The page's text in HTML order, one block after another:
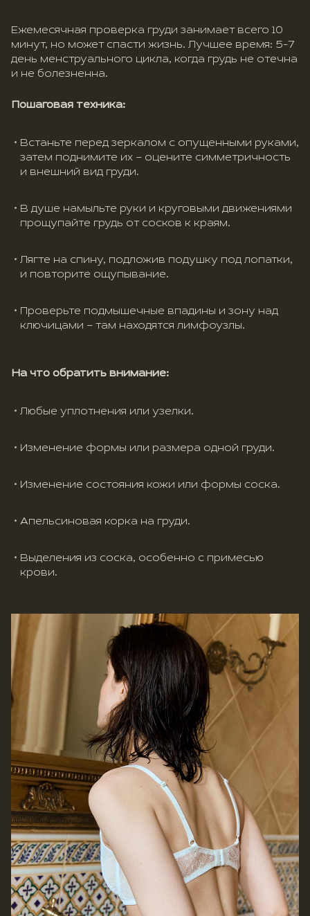
Ежемесячная проверка груди занимает всего 10
минут, но может спасти жизнь. Лучшее время: 5-7
день менструального цикла, когда грудь не отечна
и не болезненна.
Пошаговая техника:
Встаньте перед зеркалом с опущенными руками,
затем поднимите их – оцените симметричность
и внешний вид груди.
В душе намыльте руки и круговыми движениями
прощупайте грудь от сосков к краям.
Лягте на спину, подложив подушку под лопатки,
и повторите ощупывание.
Проверьте подмышечные впадины и зону над
ключицами – там находятся лимфоузлы.
На что обратить внимание:
Любые уплотнения или узелки.
Изменение формы или размера одной груди.
Изменение состояния кожи или формы соска.
Апельсиновая корка на груди.
Выделения из соска, особенно с примесью
крови.